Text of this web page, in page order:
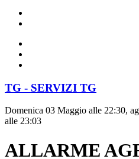
TG - SERVIZI TG
Domenica 03 Maggio alle 22:30,
alle 23:03
ALLARME